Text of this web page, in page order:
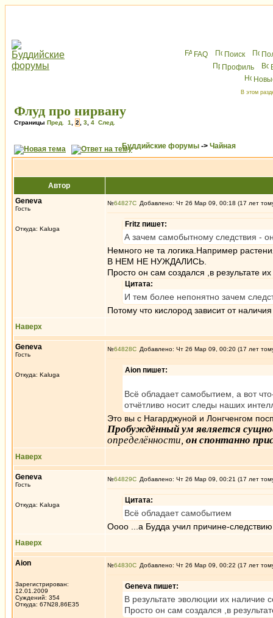
FAQ Поиск
Профиль
В этом
Флуд про нирвану
Страницы Пред. 1 2 3 4 След.
Буддийские форумы -> Чайная
Автор
Geneva
Гость
Откуда: Kaluga
№64827 Добавлено: Чт 26 Мар 09, 00:18 (17 лет
Fritz пишет:
А зачем самобытному следствия -
Немного не та логика.Например
В НЕМ НЕ НУЖДАЛИСЬ.
Просто он сам создался ,в результате
Цитата:
И тем более непонятно зачем
Потому что кислород зависит от
Наверх
Geneva
Гость
Откуда: Kaluga
№64828 Добавлено: Чт 26 Мар 09, 00:20 (17 лет
Aion пишет:
Всё обладает самобытием, а вот
отчётливо носит следы наших
Это вы с Нагарджуной и Лонгченгом
Пробуждённый ум является
определённости, он спонтанно
Наверх
Geneva
Гость
Откуда: Kaluga
№64829 Добавлено: Чт 26 Мар 09, 00:21 (17 лет
Цитата:
Всё обладает самобытием
Оооо ...а Будда учил причине-
Наверх
Aion
Зарегистрирован:
12.01.2009
Суждений: 354
Откуда: 67N28,86E35
№64830 Добавлено: Чт 26 Мар 09, 00:22 (17 лет
Geneva пишет:
В результате эволюции их
Просто он сам создался ,в